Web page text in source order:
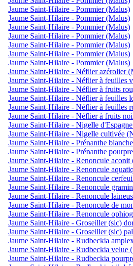
Jaume Saint-Hilaire - Pommier (Malus)
Jaume Saint-Hilaire - Pommier (Malus)
Jaume Saint-Hilaire - Pommier (Malus)
Jaume Saint-Hilaire - Pommier (Malus)
Jaume Saint-Hilaire - Pommier (Malus)
Jaume Saint-Hilaire - Pommier (Malus)
Jaume Saint-Hilaire - Pommier (Malus)
Jaume Saint-Hilaire - Néflier azérolier
Jaume Saint-Hilaire - Néflier à feuilles
Jaume Saint-Hilaire - Néflier à fruits
Jaume Saint-Hilaire - Néflier à feuilles
Jaume Saint-Hilaire - Néflier à feuilles
Jaume Saint-Hilaire - Néflier à fruits
Jaume Saint-Hilaire - Nigelle
Jaume Saint-Hilaire - Nigelle cultivée
Jaume Saint-Hilaire - Prénanthe
Jaume Saint-Hilaire - Prénanthe
Jaume Saint-Hilaire - Renoncule
Jaume Saint-Hilaire - Renoncule
Jaume Saint-Hilaire - Renoncule
Jaume Saint-Hilaire - Renoncule
Jaume Saint-Hilaire - Renoncule
Jaume Saint-Hilaire - Renoncule de
Jaume Saint-Hilaire - Renoncule
Jaume Saint-Hilaire - Groseiller (sic)
Jaume Saint-Hilaire - Groseiller (sic)
Jaume Saint-Hilaire - Rudbeckia
Jaume Saint-Hilaire - Rudbeckia velue
Jaume Saint-Hilaire - Rudbeckia